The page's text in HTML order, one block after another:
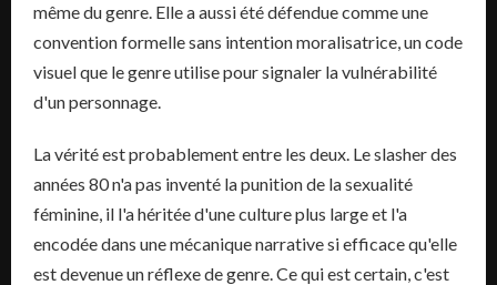
même du genre. Elle a aussi été défendue comme une
convention formelle sans intention moralisatrice, un code
visuel que le genre utilise pour signaler la vulnérabilité
d'un personnage.
La vérité est probablement entre les deux. Le slasher des
années 80 n'a pas inventé la punition de la sexualité
féminine, il l'a héritée d'une culture plus large et l'a
encodée dans une mécanique narrative si efficace qu'elle
est devenue un réflexe de genre. Ce qui est certain, c'est